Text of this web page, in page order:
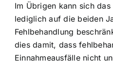
Im Übrigen kann sich
lediglich auf die beiden
Fehlbehandlung
dies damit, dass
Einnahmeausfälle nicht